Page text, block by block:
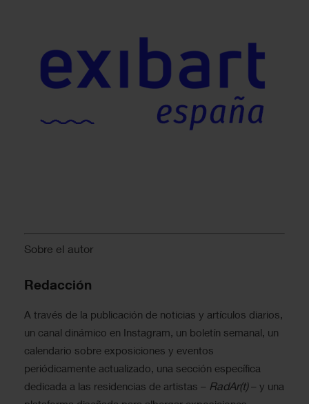
Sobre el autor
Redacción
A través de la publicación de noticias y artículos diarios,
un canal dinámico en Instagram, un boletín semanal, un
calendario sobre exposiciones y eventos
periódicamente actualizado, una sección específica
dedicada a las residencias de artistas – RadAr(t)– y una